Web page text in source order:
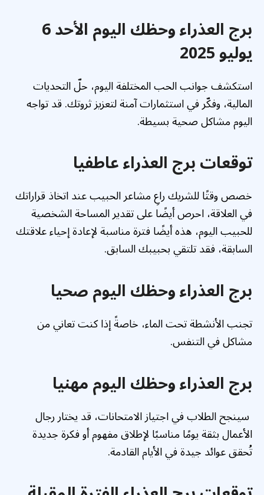
برج العذراء وحظك اليوم الأحد 6
يوليو 2025
استكشف جوانب الحب المختلفة اليوم، حلّ التحديات
المالية، وفكّر في استثمارات آمنة لتعزيز ثروتك. قد تواجه
اليوم مشاكل صحية بسيطة.
توقعات برج العذراء عاطفيا
خصص وقتًا للشريك راعِ مشاعر الحبيب عند اتخاذ قراراتك
في العلاقة، احرص أيضًا على تقدير المساحة الشخصية
للحبيب اليوم، هذه أيضًا فترة مناسبة لإعادة إحياء علاقتك
السابقة، فقد تلتقي بحبيبك السابق.
برج العذراء وحظك اليوم صحيا
تجنب الأنشطة تحت الماء، خاصةً إذا كنت تعاني من
مشاكل في التنفس.
برج العذراء وحظك اليوم مهنيا
سينجح الطلاب في اجتياز الامتحانات، قد يختار رجال
الأعمال بثقة يومًا مناسبًا لإطلاق مفهوم أو فكرة جديدة
تُحقق عوائد جيدة في الأيام القادمة.